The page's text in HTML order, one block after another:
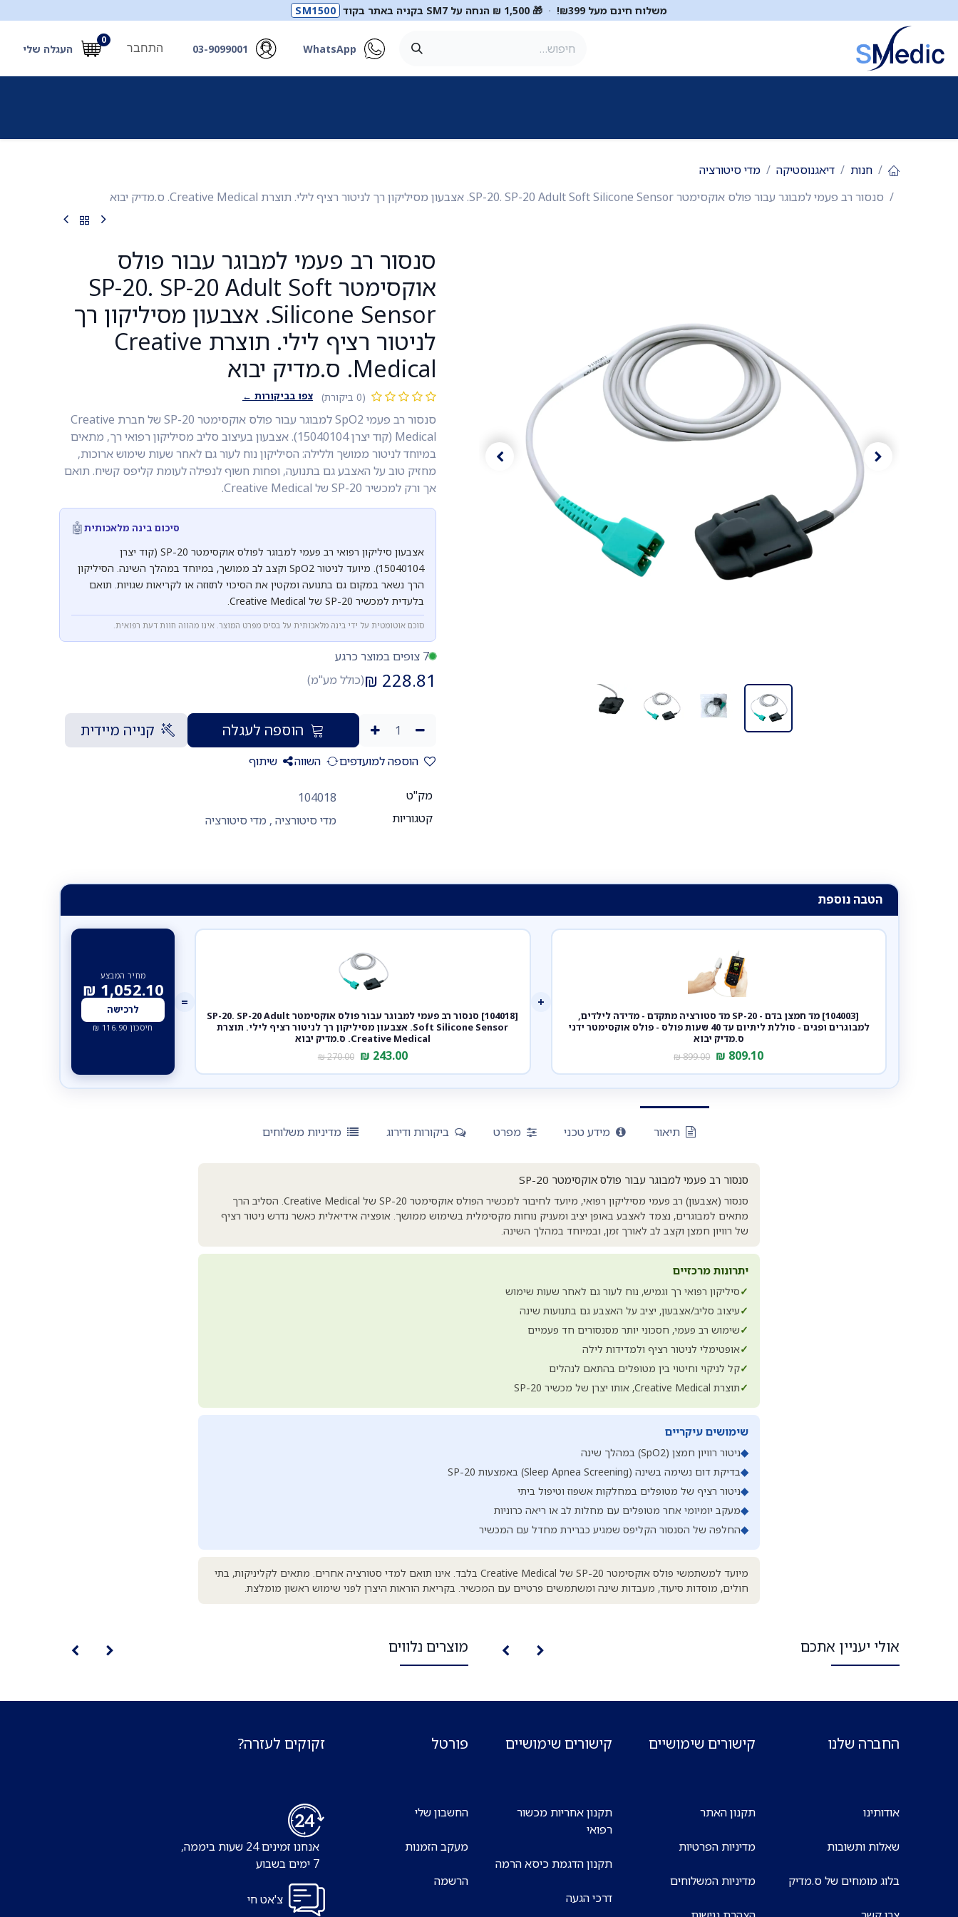
משלוח חינם מעל ₪399! · 🎁 1,500 ₪ הנחה על SM7 בקניה באתר בקוד SM1500
WhatsApp
03-9099001
0
העגלה שלי התחבר
חנות דיאגנוסטיקה
מדי סיטורציה
סנסור רב פעמי למבוגר עבור פולס אוקסימטר SP-20. SP-20 Adult Soft Silicone Sensor. אצבעון מסיליקון רך לניטור רציף לילי. תוצרת Creative Medical. ס.מדיק יבוא
סנסור רב פעמי למבוגר עבור פולס
אוקסימטר SP-20. SP-20 Adult Soft
Silicone Sensor. אצבעון מסיליקון רך
לניטור רציף לילי. תוצרת Creative
Medical. ס.מדיק יבוא
(0 ביקורת) צפו בביקורות ←
סנסור רב פעמי SpO2 למבוגר עבור פולס אוקסימטר SP-20 של חברת Creative
Medical (קוד יצרן 15040104). אצבעון בעיצוב סליב מסיליקון רפואי רך, מתאים
במיוחד לניטור ממושך וללילה: הסיליקון נוח לעור גם לאחר שעות שימוש ארוכות,
מחזיק טוב על האצבע גם בתנועה, ופחות חשוף לנפילה לעומת קליפס קשיח. תואם
אך ורק למכשיר SP-20 של Creative Medical.
סיכום בינה מלאכותית🤖
אצבעון סיליקון רפואי רב פעמי למבוגר לפולס אוקסימטר SP-20 (קוד יצרן
15040104). מיועד לניטור SpO2 וקצב לב ממושך, במיוחד במהלך השינה. הסיליקון
הרך נשאר במקום גם בתנועה ומקטין את הסיכוי לתזוזה או לקריאות שגויות. תואם
בלעדית למכשיר SP-20 של Creative Medical.
סוכם אוטומטית על ידי בינה מלאכותית על בסיס מפרט המוצר. אינו מהווה חוות דעת רפואית.
7 צופים במוצר כרגע
228.81
₪(כולל מע"מ)
הוספה לעגלה קנייה מיידית
הוספה למועדפים השווה שיתוף
מק"ט
104018
קטגוריות
מדי סיטורציה, מדי סיטורציה
הטבה נוספת
[104003] מד חמצן בדם - SP-20 מד סטורציה מתקדם - מדידה לילדים,
למבוגרים ופגים - סוללת ליתיום עד 40 שעות פולס - פולס אוקסימטר ידני
ס.מדיק יבוא
809.10
₪
899.00
₪
+
[104018] סנסור רב פעמי למבוגר עבור פולס אוקסימטר SP-20. SP-20 Adult
Soft Silicone Sensor. אצבעון מסיליקון רך לניטור רציף לילי. תוצרת
Creative Medical. ס.מדיק יבוא
243.00
₪
270.00
₪
=
מחיר המבצע
1,052.10
₪
לרכישה
חיסכון 116.90
₪
תיאור מידע טכני מפרט ביקורות ודירוג מדיניות משלוחים
סנסור רב פעמי למבוגר עבור פולס אוקסימטר SP-20
סנסור (אצבעון) רב פעמי מסיליקון רפואי, מיועד לחיבור למכשיר הפולס אוקסימטר SP-20 של Creative Medical. הסליב הרך
מתאים למבוגרים, נצמד לאצבע באופן יציב ומעניק נוחות מקסימלית בשימוש ממושך. אופציה אידיאלית כאשר נדרש ניטור רציף
של רוויון חמצן וקצב לב לאורך זמן, ובמיוחד במהלך השינה.
יתרונות מרכזיים
✓סיליקון רפואי רך וגמיש, נוח לעור גם לאחר שעות שימוש
✓עיצוב סליב/אצבעון, יציב על האצבע גם בתנועות שינה
✓שימוש רב פעמי, חסכוני יותר מסנסורים חד פעמיים
✓אופטימלי לניטור רציף ולמדידות לילה
✓קל לניקוי וחיטוי בין מטופלים בהתאם לנהלים
✓תוצרת Creative Medical, אותו יצרן של מכשיר SP-20
שימושים עיקריים
◆ניטור רוויון חמצן (SpO2) במהלך שינה
◆בדיקת דום נשימה בשינה (Sleep Apnea Screening) באמצעות SP-20
◆ניטור רציף של מטופלים במחלקות אשפוז וטיפול ביתי
◆מעקב יומיומי אחר מטופלים עם מחלות לב או ריאה כרוניות
◆החלפה של הסנסור הקליפס שמגיע כברירת מחדל עם המכשיר
מיועד למשתמשי פולס אוקסימטר SP-20 של Creative Medical בלבד. אינו תואם למדי סטורציה אחרים. מתאים לקליניקות, בתי
חולים, מוסדות סיעוד, מעבדות שינה ומשתמשים פרטיים עם המכשיר. בקריאת הוראות היצרן לפני שימוש ראשון מומלצת.
אולי יעניין אתכם מוצרים נלווים
החברה שלנו
אודותינו
שאלות ותשובות
בלוג מומחים של ס.מדיק
קישורים שימושיים
תקנון האתר
מדיניות הפרטיות
מדיניות המשלוחים
קישורים שימושיים
תקנון אחריות מכשור
רפואי
תקנון הדגמת כיסא הרמה
דרכי הגעה
פורטל
החשבון שלי
מעקב הזמנות
הרשמה
זקוקים לעזרה?
אנחנו זמינים 24 שעות ביממה,
7 ימים בשבוע
צ'אט חי